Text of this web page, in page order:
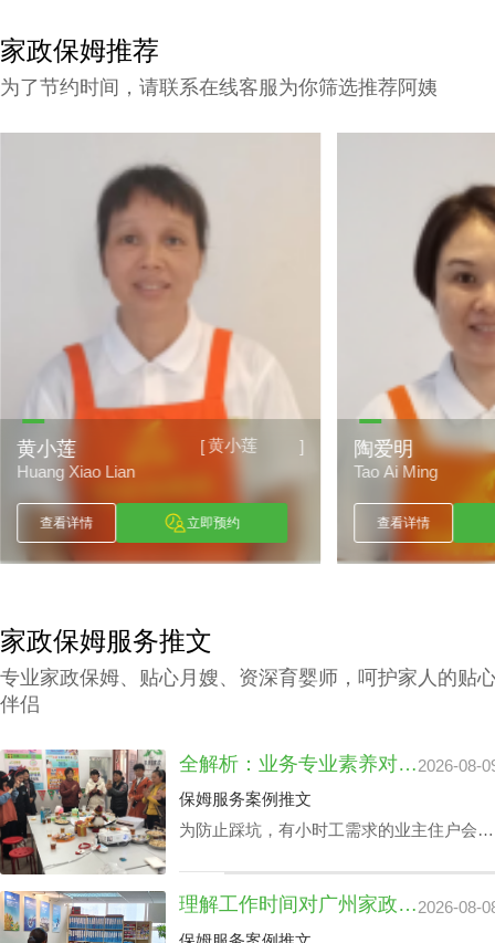
家政保姆推荐
为了节约时间，请联系在线客服为你筛选推荐阿姨
[黄小莲 ]
黄小莲
Huang Xiao Lian
查看详情 立即预约
陶爱明
Tao Ai Ming
查看详情
家政保姆服务推文
专业家政保姆、贴心月嫂、资深育婴师，呵护家人的贴
伴侣
全解析：业务专业素养对家政中心荔湾小时工费用的真影响2026-08-
保姆服务案例推文
为防止踩坑，有小时工需求的业主住户会对
最优化的同时赢得更多附加内容。影响家政
中心荔湾小时工费用的核心因素涉及哪些？
理解工作时间对广州家政中心保洁24小时价格表的潜在影响2026-08-